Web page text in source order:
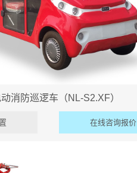
消防巡逻车（NL-S2.XF）
在线咨询报价